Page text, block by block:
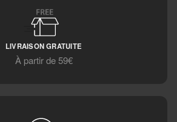
LIVRAISON GRATUITE
À partir de 59€